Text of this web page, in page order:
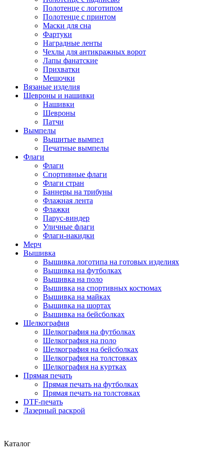
Полотенце с логотипом
Полотенце с принтом
Маски для сна
Фартуки
Наградные ленты
Чехлы для антикражных ворот
Лапы фанатские
Прихватки
Мешочки
Вязаные изделия
Шевроны и нашивки
Нашивки
Шевроны
Патчи
Вымпелы
Вышитые вымпел
Печатные вымпелы
Флаги
Флаги
Спортивные флаги
Флаги стран
Баннеры на трибуны
Флажная лента
Флажки
Парус-виндер
Уличные флаги
Флаги-накидки
Мерч
Вышивка
Вышивка логотипа на готовых изделиях
Вышивка на футболках
Вышивка на поло
Вышивка на спортивных костюмах
Вышивка на майках
Вышивка на шортах
Вышивка на бейсболках
Шелкография
Шелкография на футболках
Шелкография на поло
Шелкография на бейсболках
Шелкография на толстовках
Шелкография на куртках
Прямая печать
Прямая печать на футболках
Прямая печать на толстовках
DTF-печать
Лазерный раскрой
Каталог